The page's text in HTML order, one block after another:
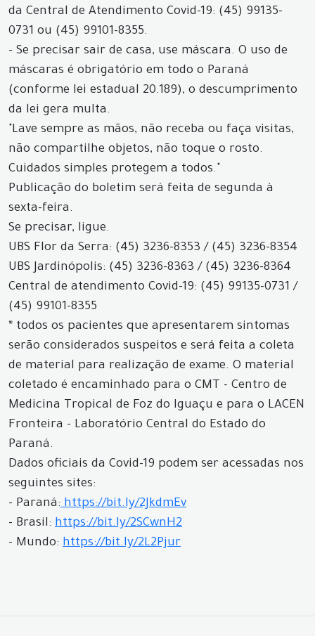
da Central de Atendimento Covid-19: (45) 99135-
0731 ou (45) 99101-8355.
- Se precisar sair de casa, use máscara. O uso de
máscaras é obrigatório em todo o Paraná
(conforme lei estadual 20.189), o descumprimento
da lei gera multa.
"Lave sempre as mãos, não receba ou faça visitas,
não compartilhe objetos, não toque o rosto.
Cuidados simples protegem a todos."
Publicação do boletim será feita de segunda à
sexta-feira.
Se precisar, ligue.
UBS Flor da Serra: (45) 3236-8353 / (45) 3236-8354
UBS Jardinópolis: (45) 3236-8363 / (45) 3236-8364
Central de atendimento Covid-19: (45) 99135-0731 /
(45) 99101-8355
* todos os pacientes que apresentarem sintomas
serão considerados suspeitos e será feita a coleta
de material para realização de exame. O material
coletado é encaminhado para o CMT - Centro de
Medicina Tropical de Foz do Iguaçu e para o LACEN
Fronteira - Laboratório Central do Estado do
Paraná.
Dados oficiais da Covid-19 podem ser acessadas nos
seguintes sites:
- Paraná:https://bit.ly/2JkdmEv
- Brasil: https://bit.ly/2SCwnH2
- Mundo: https://bit.ly/2L2Pjur